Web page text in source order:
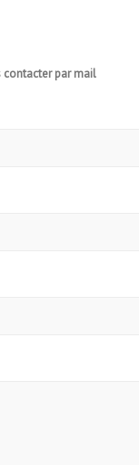
contacter par mail